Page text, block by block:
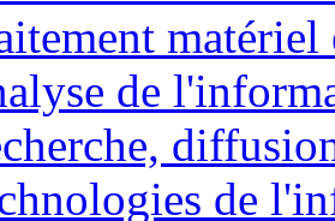
matériel
de
de